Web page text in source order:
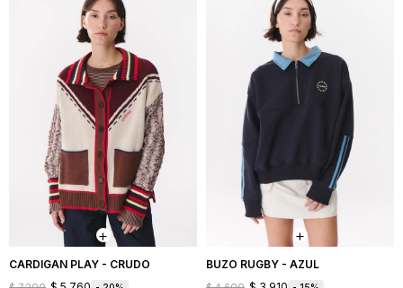
CARDIGAN PLAY - CRUDO BUZO RUGBY - AZUL